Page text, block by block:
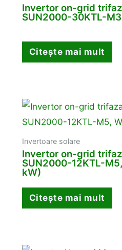
Invertor on-grid
SUN2000-30KTL-
Citește mai mult
Invertoare solare
Invertor on-grid
SUN2000-12KTL-
kW)
Citește mai mult